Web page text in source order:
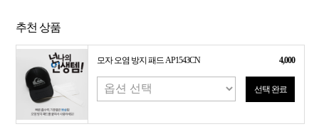
추천 상품
모자 오염 방지 패드 AP1543CN 4,000
선택 완료